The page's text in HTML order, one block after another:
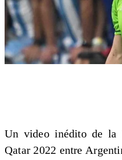
Un video inédito de
Qatar 2022 entre